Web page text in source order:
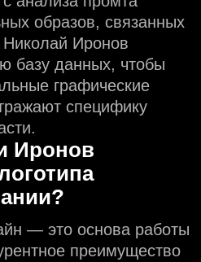
образов, связанных
Иронов
базу данных, чтобы
графические
специфику
Иронов
— это основа работы
преимущество